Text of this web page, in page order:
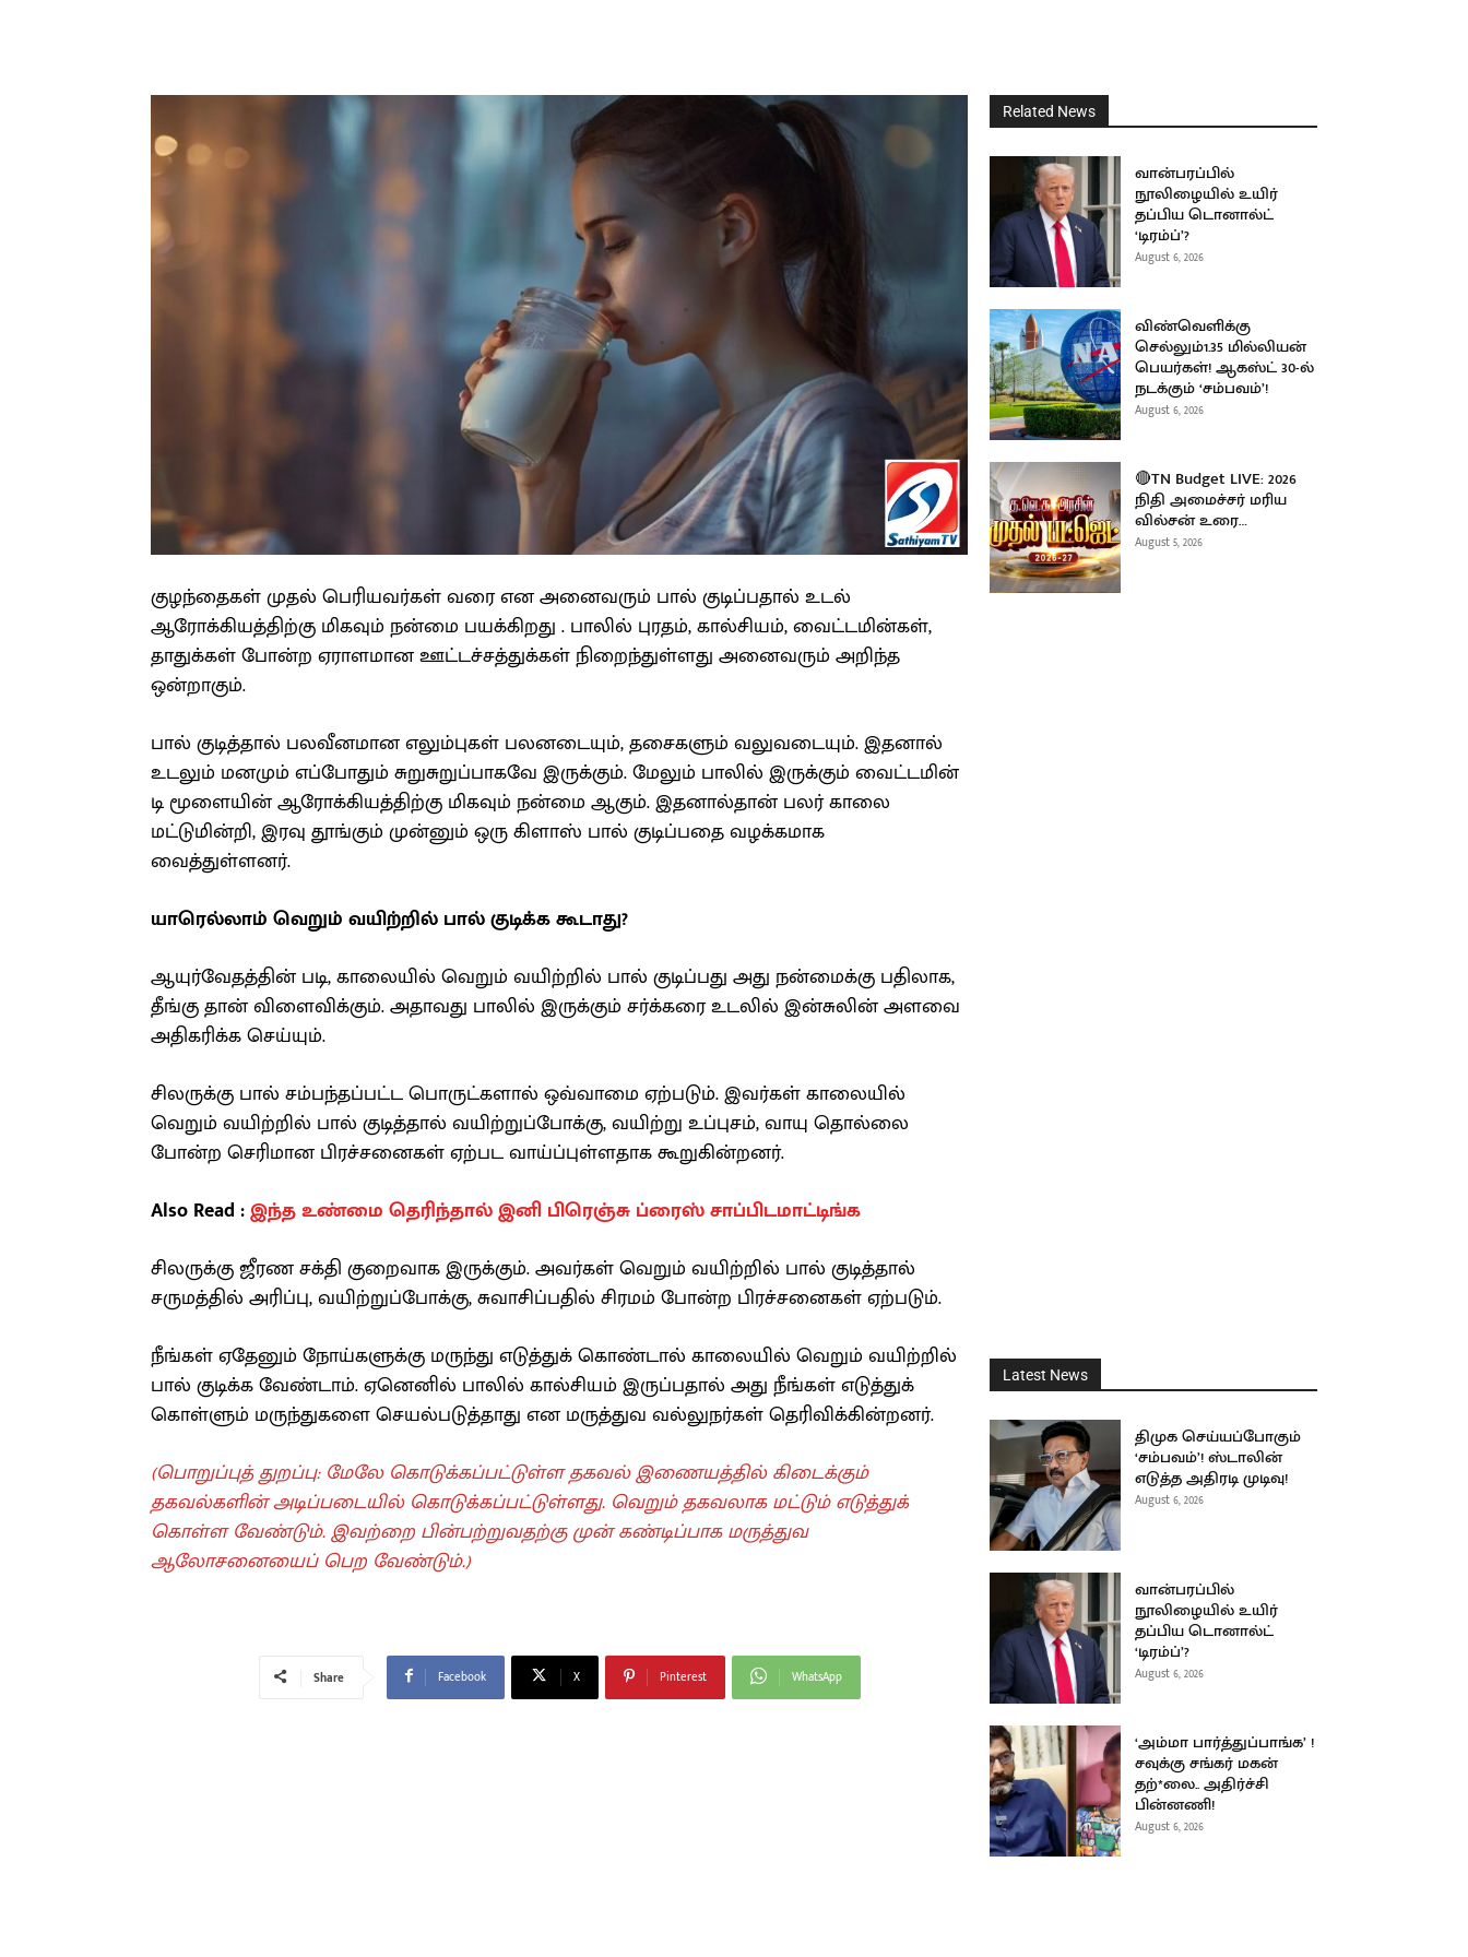
குழந்தைகள் முதல் பெரியவர்கள் வரை என அனைவரும் பால் குடிப்பதால் உடல்
ஆரோக்கியத்திற்கு மிகவும் நன்மை பயக்கிறது . பாலில் புரதம், கால்சியம், வைட்டமின்கள்,
தாதுக்கள் போன்ற ஏராளமான ஊட்டச்சத்துக்கள் நிறைந்துள்ளது அனைவரும் அறிந்த
ஒன்றாகும்.
பால் குடித்தால் பலவீனமான எலும்புகள் பலனடையும், தசைகளும் வலுவடையும். இதனால்
உடலும் மனமும் எப்போதும் சுறுசுறுப்பாகவே இருக்கும். மேலும் பாலில் இருக்கும் வைட்டமின்
டி மூளையின் ஆரோக்கியத்திற்கு மிகவும் நன்மை ஆகும். இதனால்தான் பலர் காலை
மட்டுமின்றி, இரவு தூங்கும் முன்னும் ஒரு கிளாஸ் பால் குடிப்பதை வழக்கமாக
வைத்துள்ளனர்.
யாரெல்லாம் வெறும் வயிற்றில் பால் குடிக்க கூடாது?
ஆயுர்வேதத்தின் படி, காலையில் வெறும் வயிற்றில் பால் குடிப்பது அது நன்மைக்கு பதிலாக,
தீங்கு தான் விளைவிக்கும். அதாவது பாலில் இருக்கும் சர்க்கரை உடலில் இன்சுலின் அளவை
அதிகரிக்க செய்யும்.
சிலருக்கு பால் சம்பந்தப்பட்ட பொருட்களால் ஒவ்வாமை ஏற்படும். இவர்கள் காலையில்
வெறும் வயிற்றில் பால் குடித்தால் வயிற்றுப்போக்கு, வயிற்று உப்புசம், வாயு தொல்லை
போன்ற செரிமான பிரச்சனைகள் ஏற்பட வாய்ப்புள்ளதாக கூறுகின்றனர்.
Also Read :இந்த உண்மை தெரிந்தால் இனி பிரெஞ்சு ப்ரைஸ் சாப்பிடமாட்டிங்க
சிலருக்கு ஜீரண சக்தி குறைவாக இருக்கும். அவர்கள் வெறும் வயிற்றில் பால் குடித்தால்
சருமத்தில் அரிப்பு, வயிற்றுப்போக்கு, சுவாசிப்பதில் சிரமம் போன்ற பிரச்சனைகள் ஏற்படும்.
நீங்கள் ஏதேனும் நோய்களுக்கு மருந்து எடுத்துக் கொண்டால் காலையில் வெறும் வயிற்றில்
பால் குடிக்க வேண்டாம். ஏனெனில் பாலில் கால்சியம் இருப்பதால் அது நீங்கள் எடுத்துக்
கொள்ளும் மருந்துகளை செயல்படுத்தாது என மருத்துவ வல்லுநர்கள் தெரிவிக்கின்றனர்.
(பொறுப்புத் துறப்பு: மேலே கொடுக்கப்பட்டுள்ள தகவல் இணையத்தில் கிடைக்கும்
தகவல்களின் அடிப்படையில் கொடுக்கப்பட்டுள்ளது. வெறும் தகவலாக மட்டும் எடுத்துக்
கொள்ள வேண்டும். இவற்றை பின்பற்றுவதற்கு முன் கண்டிப்பாக மருத்துவ
ஆலோசனையைப் பெற வேண்டும்.)
Share Facebook X Pinterest WhatsApp
Related News
வான்பரப்பில்
நூலிழையில் உயிர்
தப்பிய டொனால்ட்
‘டிரம்ப்’?
August 6, 2026
விண்வெளிக்கு
செல்லும்1.35 மில்லியன்
பெயர்கள்! ஆகஸ்ட் 30-ல்
நடக்கும் ‘சம்பவம்’!
August 6, 2026
🔴TN Budget LIVE: 2026
நிதி அமைச்சர் மரிய
வில்சன் உரை…
August 5, 2026
Latest News
திமுக செய்யப்போகும்
‘சம்பவம்’! ஸ்டாலின்
எடுத்த அதிரடி முடிவு!
August 6, 2026
வான்பரப்பில்
நூலிழையில் உயிர்
தப்பிய டொனால்ட்
‘டிரம்ப்’?
August 6, 2026
‘அம்மா பார்த்துப்பாங்க’ !
சவுக்கு சங்கர் மகன்
தற்*லை.. அதிர்ச்சி
பின்னணி!
August 6, 2026